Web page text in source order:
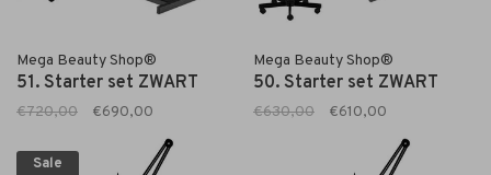
Mega Beauty Shop®
51. Starter set ZWART
€720,00 €690,00
Mega Beauty Shop®
50. Starter set ZWART
€630,00 €610,00
Sale